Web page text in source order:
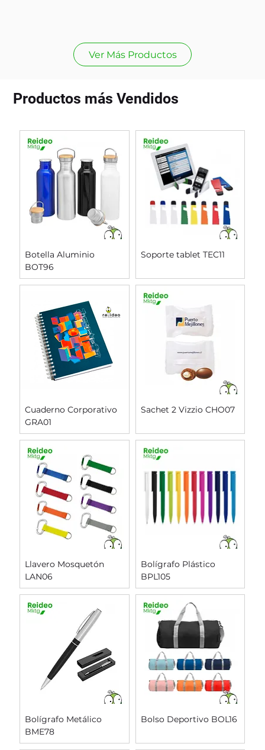
Ver Más Productos
Productos más Vendidos
Botella Aluminio
BOT96
Soporte tablet TEC11
Cuaderno Corporativo
GRA01
Sachet 2 Vizzio CHO07
Llavero Mosquetón
LAN06
Bolígrafo Plástico
BPL105
Bolígrafo Metálico
BME78
Bolso Deportivo BOL16